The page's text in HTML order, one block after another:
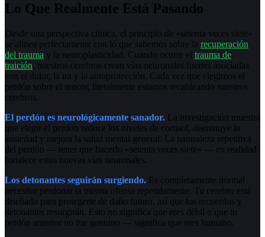
Lo Que Realmente Está Pasando
Desde una perspectiva clínica, el principio de «setenta veces siete»
se alinea perfectamente con lo que sabemos sobre la recuperación
del trauma y la neuroplasticidad. Cuando ocurre el trauma de
traición, nuestros cerebros crean vías neuronales fuertes asociadas
con el dolor, la ira y la autoprotección. Cada vez que elegimos el
perdón sobre el rencor, literalmente estamos recableando nuestros
cerebros.
El perdón es neurológicamente sanador. La investigación muestra
que elegir el perdón reduce los niveles de cortisol, disminuye la
ansiedad y mejora la salud mental general. La naturaleza repetitiva
del perdón — tener que hacerlo «setenta veces siete» — en realidad
fortalece estas nuevas vías neuronales.
Los detonantes seguirán surgiendo. Es completamente normal
necesitar perdonar la misma ofensa repetidamente. Tu cerebro está
diseñado para protegerte de daño futuro, así que los recuerdos y
detonantes resurgirán. Esto no significa que eres débil o que tu
perdón anterior no fue genuino — significa que eres humano.